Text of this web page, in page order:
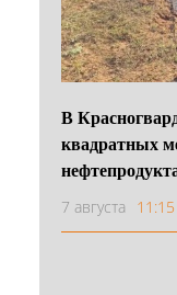
В
квадратных
7 августа 11:15